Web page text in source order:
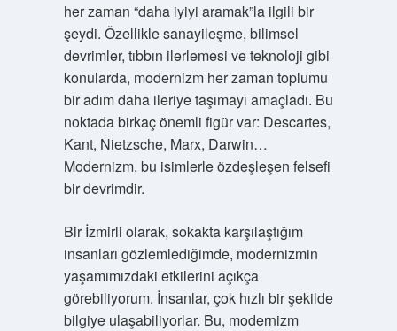
her zaman “daha iyiyi aramak”la ilgili bir
şeydi. Özellikle sanayileşme, bilimsel
devrimler, tıbbın ilerlemesi ve teknoloji gibi
konularda, modernizm her zaman toplumu
bir adım daha ileriye taşımayı amaçladı. Bu
noktada birkaç önemli figür var: Descartes,
Kant, Nietzsche, Marx, Darwin…
Modernizm, bu isimlerle özdeşleşen felsefi
bir devrimdir.
Bir İzmirli olarak, sokakta karşılaştığım
insanları gözlemlediğimde, modernizmin
yaşamımızdaki etkilerini açıkça
görebiliyorum. İnsanlar, çok hızlı bir şekilde
bilgiye ulaşabiliyorlar. Bu, modernizm